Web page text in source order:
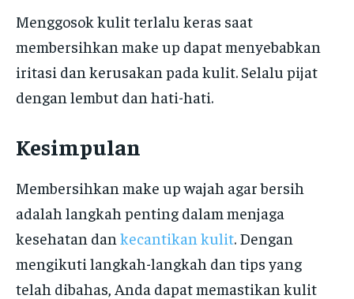
Menggosok kulit terlalu keras saat
membersihkan make up dapat menyebabkan
iritasi dan kerusakan pada kulit. Selalu pijat
dengan lembut dan hati-hati.
Kesimpulan
Membersihkan make up wajah agar bersih
adalah langkah penting dalam menjaga
kesehatan dan kecantikan kulit. Dengan
mengikuti langkah-langkah dan tips yang
telah dibahas, Anda dapat memastikan kulit